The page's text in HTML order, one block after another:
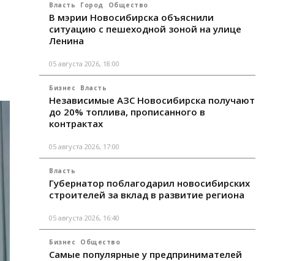
Власть Город Общество
В мэрии Новосибирска объяснили
ситуацию с пешеходной зоной на улице
Ленина
05 августа 2026, 18:00
Бизнес Власть
Независимые АЗС Новосибирска получают
до 20% топлива, прописанного в
контрактах
05 августа 2026, 17:00
Власть
Губернатор поблагодарил новосибирских
строителей за вклад в развитие региона
05 августа 2026, 16:40
Бизнес Общество
Самые популярные у предпринимателей